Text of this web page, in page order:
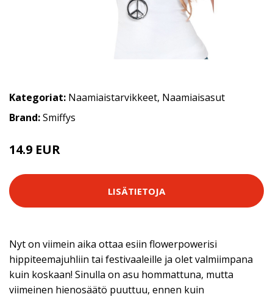
Kategoriat: Naamiaistarvikkeet, Naamiaisasut
Brand:Smiffys
14.9 EUR
LISÄTIETOJA
Nyt on viimein aika ottaa esiin flowerpowerisi
hippiteemajuhliin tai festivaaleille ja olet valmiimpana
kuin koskaan! Sinulla on asu hommattuna, mutta
viimeinen hienosäätö puuttuu, ennen kuin